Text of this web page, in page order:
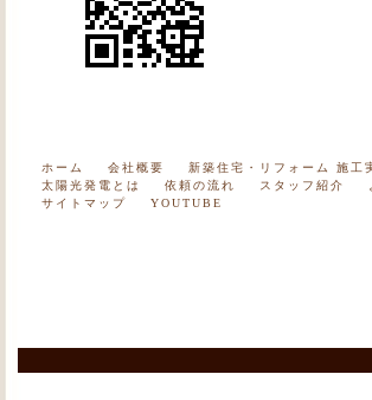
ホーム 会社概要 新築住宅・リフォーム 施工
太陽光発電とは
依頼の流れ スタッフ紹介
サイトマップ
YOUTUBE